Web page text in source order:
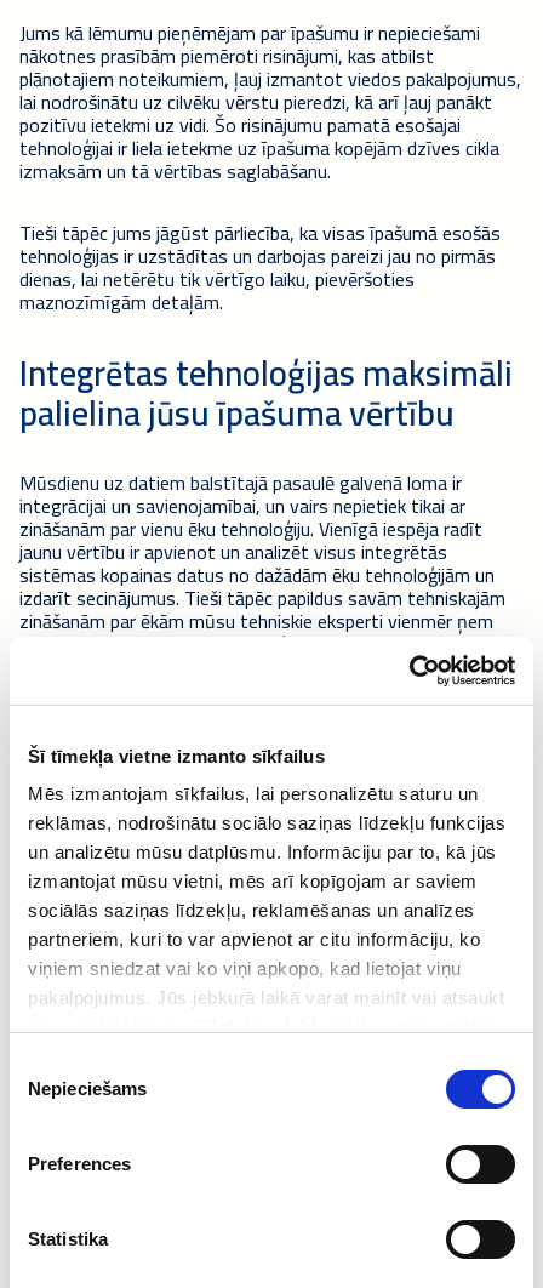
Šī tīmekļa vietne izmanto sīkfailus
Mēs izmantojam sīkfailus, lai personalizētu saturu un
reklāmas, nodrošinātu sociālo saziņas līdzekļu funkcijas
un analizētu mūsu datplūsmu. Informāciju par to, kā jūs
izmantojat mūsu vietni, mēs arī kopīgojam ar saviem
sociālās saziņas līdzekļu, reklamēšanas un analīzes
partneriem, kuri to var apvienot ar citu informāciju, ko
viņiem sniedzat vai ko viņi apkopo, kad lietojat viņu
pakalpojumus. Jūs jebkurā laikā varat mainīt vai atsaukt
izvēle
Nepieciešams
Preferences
Statistika
Jums kā lēmumu pieņēmējam par īpašumu ir nepieciešami
nākotnes prasībām piemēroti risinājumi, kas atbilst
plānotajiem noteikumiem, ļauj izmantot viedos pakalpojumus,
lai nodrošinātu uz cilvēku vērstu pieredzi, kā arī ļauj panākt
pozitīvu ietekmi uz vidi. Šo risinājumu pamatā esošajai
tehnoloģijai ir liela ietekme uz īpašuma kopējām dzīves cikla
izmaksām un tā vērtības saglabāšanu.
Tieši tāpēc jums jāgūst pārliecība, ka visas īpašumā esošās
tehnoloģijas ir uzstādītas un darbojas pareizi jau no pirmās
dienas, lai netērētu tik vērtīgo laiku, pievēršoties
maznozīmīgām detaļām.
Integrētas tehnoloģijas maksimāli
palielina jūsu īpašuma vērtību
Mūsdienu uz datiem balstītajā pasaulē galvenā loma ir
integrācijai un savienojamībai, un vairs nepietiek tikai ar
zināšanām par vienu ēku tehnoloģiju. Vienīgā iespēja radīt
jaunu vērtību ir apvienot un analizēt visus integrētās
sistēmas kopainas datus no dažādām ēku tehnoloģijām un
izdarīt secinājumus. Tieši tāpēc papildus savām tehniskajām
zināšanām par ēkām mūsu tehniskie eksperti vienmēr ņem
vērā to, kā dažādās ēku tehnoloģijas darbojas viena kopējā
mērķa sasniegšanā, proti, uzlabot jūsu īpašuma efektivitāti,
Augstvērtīgas tehniskās zināšanas
par viedo tehnoloģiju iekārtām
Mēs piedāvājam visu veiduēku tehnoloģiju tehniskās
iekārtas.Mēs arī nodrošinām jaunākāsviedās tehnoloģijas
lai padarītu mūsu ēku vidi lietotājam draudzīgu, viedu un
ilgtspējīgu.
Mūsu profesionālie tehniķi regulāri apgūst jaunākās
tehnoloģijas. Viņi strādā atbilstoši mūsu optimizētajiem
kvalitātes uzstādīšanu un piemēro nozares vadošos drošības
standartus.
Pilnībā izmantojiet uz rezultātiem
vērstus risinājumus vienas vai
vairāku funkciju iekārtās